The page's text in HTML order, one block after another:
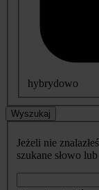
hybrydowo
Wyszukaj
Jeżeli nie
szukane słowo